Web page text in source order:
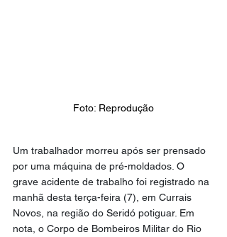
Foto: Reprodução
Um trabalhador morreu após ser prensado
por uma máquina de pré-moldados. O
grave acidente de trabalho foi registrado na
manhã desta terça-feira (7), em Currais
Novos, na região do Seridó potiguar. Em
nota, o Corpo de Bombeiros Militar do Rio